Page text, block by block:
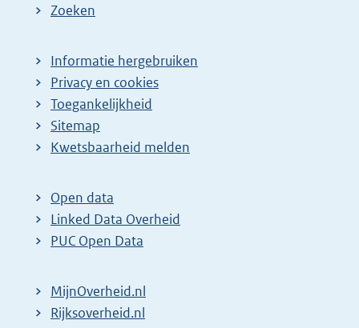
Zoeken
Informatie hergebruiken
Privacy en cookies
Toegankelijkheid
Sitemap
E
t
e
r
l
i
Kwetsbaarheid melden
Open data
Linked Data Overheid
PUC Open Data
MijnOverheid.nl
E
Rijksoverheid.nl